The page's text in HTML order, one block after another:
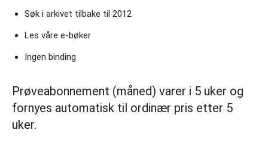
Søk i arkivet tilbake til 2012
Les våre e‑bøker
Ingen binding
Prøveabonnement (måned) varer i 5 uker og
fornyes automatisk til ordinær pris etter 5
uker.